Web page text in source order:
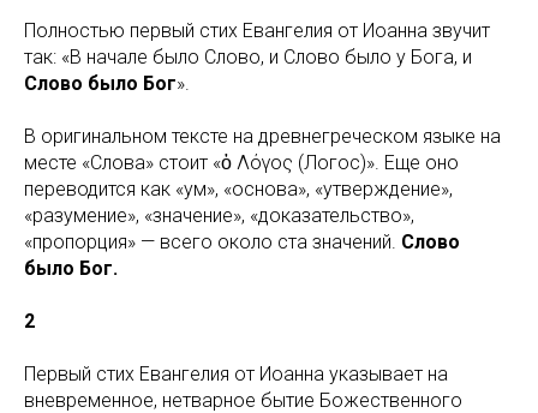
Полностью первый стих Евангелия от Иоанна звучит
так: «В начале было Слово, и Слово было у Бога, и
Слово было Бог».
В оригинальном тексте на древнегреческом языке на
месте «Слова» стоит «ὁ Λόγος (Логос)». Еще оно
переводится как «ум», «основа», «утверждение»,
«разумение», «значение», «доказательство»,
«пропорция» — всего около ста значений. Слово
было Бог.
2
Первый стих Евангелия от Иоанна указывает на
вневременное, нетварное бытие Божественного